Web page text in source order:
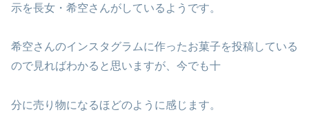
示を長女・希空さんがしているようです。
希空さんのインスタグラムに作ったお菓子を投稿している
ので見ればわかると思いますが、今でも十
分に売り物になるほどのように感じます。